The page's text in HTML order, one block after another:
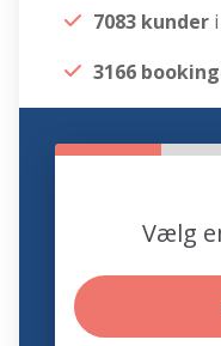
7083 kunder
3166
Vælg